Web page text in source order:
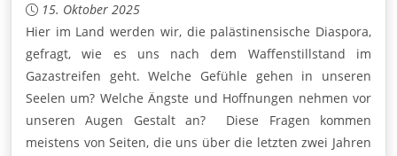
15. Oktober 2025
Hier im Land werden wir, die palästinensische Diaspora,
gefragt, wie es uns nach dem Waffenstillstand im
Gazastreifen geht. Welche Gefühle gehen in unseren
Seelen um? Welche Ängste und Hoffnungen nehmen vor
unseren Augen Gestalt an? Diese Fragen kommen
meistens von Seiten, die uns über die letzten zwei Jahren